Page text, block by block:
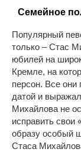
Семейное
Популярный
только – Стас
юбилей на
Кремле, на
персон. Все они
датой и
Михайлова не
исправить свои
образу особый
Стаса